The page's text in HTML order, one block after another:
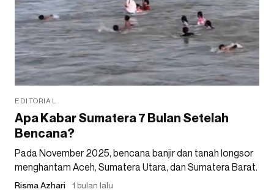
EDITORIAL
Apa Kabar Sumatera 7 Bulan Setelah
Bencana?
Pada November 2025, bencana banjir dan tanah longsor
menghantam Aceh, Sumatera Utara, dan Sumatera Barat.
Risma Azhari 1 bulan lalu